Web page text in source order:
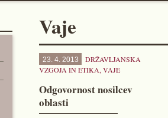
Vaje
23. 4. 2013
DRŽAVLJANSKA
VZGOJA IN ETIKA, VAJE
Odgovornost nosilcev
oblasti